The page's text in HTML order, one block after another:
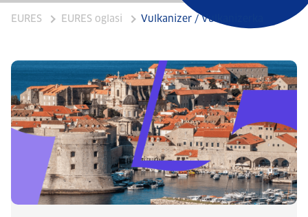
EURES EURES oglasi Vulkanizer / Vulkanizerka